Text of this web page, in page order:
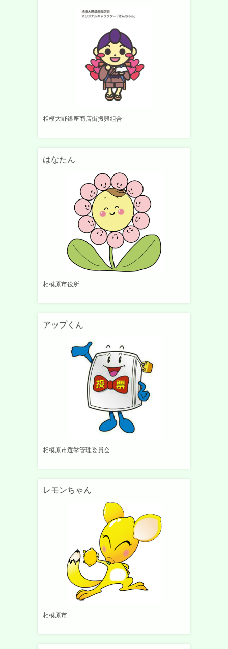
相模大野銀座商店街振興組合
はなたん
相模原市役所
アップくん
相模原市選挙管理委員会
レモンちゃん
相模原市